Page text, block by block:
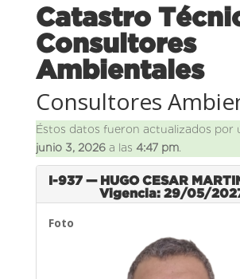
Catastro
Consultores
Ambientales
Consultores
Éstos datos fueron actualizados por
junio 3, 2026a las 4:47 pm.
I-937 — HUGO CESAR
Vigencia: 29/05/
Foto